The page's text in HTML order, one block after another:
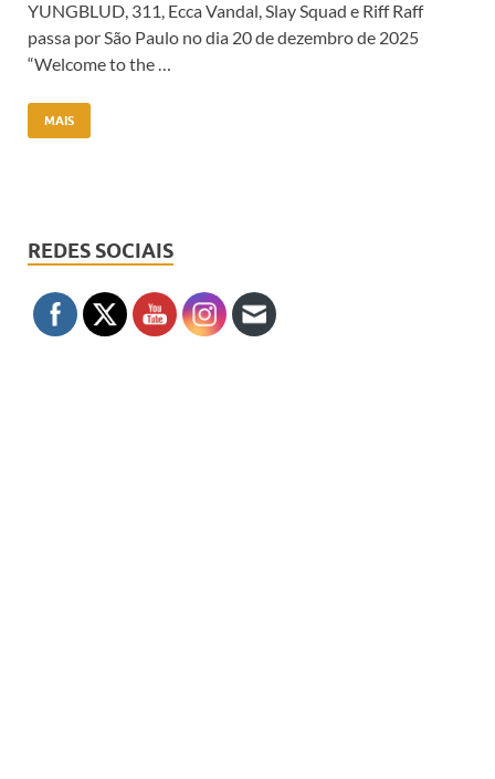
YUNGBLUD, 311, Ecca Vandal, Slay Squad e Riff Raff
passa por São Paulo no dia 20 de dezembro de 2025
“Welcome to the …
MAIS
REDES SOCIAIS